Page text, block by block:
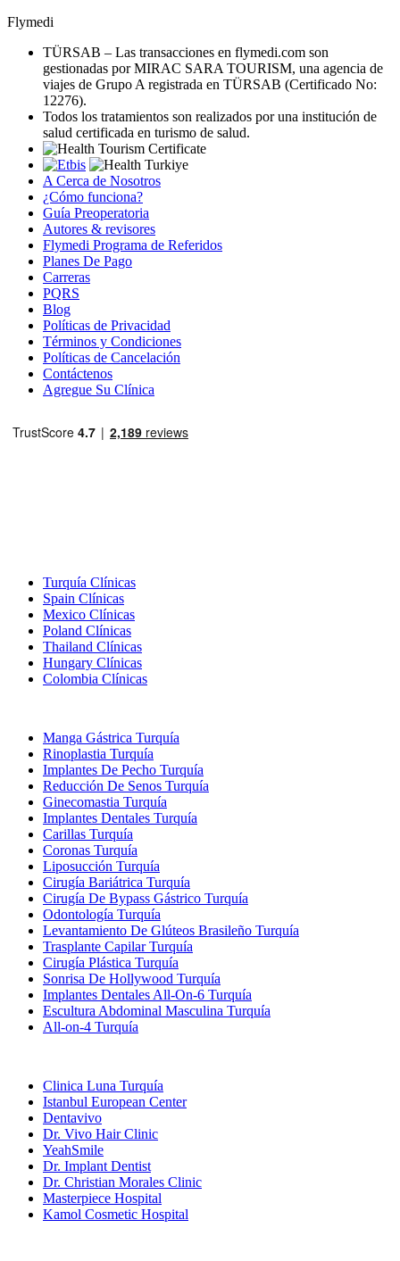
Flymedi
TÜRSAB – Las transacciones en flymedi.com son
gestionadas por MIRAC SARA TOURISM, una agencia de
viajes de Grupo A registrada en TÜRSAB (Certificado No:
12276).
Todos los tratamientos son realizados por una institución de
salud certificada en turismo de salud.
A Cerca de Nosotros
¿Cómo funciona?
Guía Preoperatoria
Autores & revisores
Flymedi Programa de Referidos
Planes De Pago
Carreras
PQRS
Blog
Políticas de Privacidad
Términos y Condiciones
Políticas de Cancelación
Contáctenos
Agregue Su Clínica
Turquía Clínicas
Spain Clínicas
Mexico Clínicas
Poland Clínicas
Thailand Clínicas
Hungary Clínicas
Colombia Clínicas
Manga Gástrica Turquía
Rinoplastia Turquía
Implantes De Pecho Turquía
Reducción De Senos Turquía
Ginecomastia Turquía
Implantes Dentales Turquía
Carillas Turquía
Coronas Turquía
Liposucción Turquía
Cirugía Bariátrica Turquía
Cirugía De Bypass Gástrico Turquía
Odontología Turquía
Levantamiento De Glúteos Brasileño Turquía
Trasplante Capilar Turquía
Cirugía Plástica Turquía
Sonrisa De Hollywood Turquía
Implantes Dentales All-On-6 Turquía
Escultura Abdominal Masculina Turquía
All-on-4 Turquía
Clinica Luna Turquía
Istanbul European Center
Dentavivo
Dr. Vivo Hair Clinic
YeahSmile
Dr. Implant Dentist
Dr. Christian Morales Clinic
Masterpiece Hospital
Kamol Cosmetic Hospital